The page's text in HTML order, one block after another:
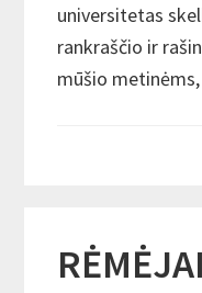
universitetas
rankraščio ir
mūšio
RĖMĖJAI